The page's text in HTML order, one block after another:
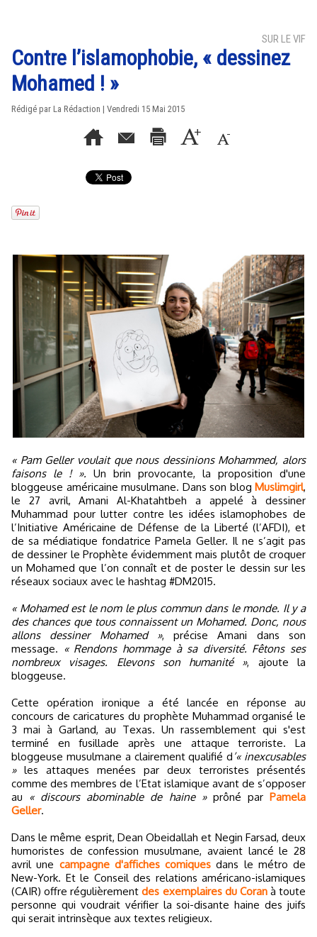
SUR LE VIF
Contre l’islamophobie, « dessinez
Mohamed ! »
Rédigé par La Rédaction | Vendredi 15 Mai 2015
« Pam Geller voulait que nous dessinions Mohammed, alors
faisons le ! ». Un brin provocante, la proposition d'une
bloggeuse américaine musulmane. Dans son blog Muslimgirl,
le 27 avril, Amani Al-Khatahtbeh a appelé à dessiner
Muhammad pour lutter contre les idées islamophobes de
l’Initiative Américaine de Défense de la Liberté (l’AFDI), et
de sa médiatique fondatrice Pamela Geller. Il ne s’agit pas
de dessiner le Prophète évidemment mais plutôt de croquer
un Mohamed que l’on connaît et de poster le dessin sur les
réseaux sociaux avec le hashtag #DM2015.
« Mohamed est le nom le plus commun dans le monde. Il y a
des chances que tous connaissent un Mohamed. Donc, nous
allons dessiner Mohamed », précise Amani dans son
message. « Rendons hommage à sa diversité. Fêtons ses
nombreux visages. Elevons son humanité », ajoute la
bloggeuse.
Cette opération ironique a été lancée en réponse au
concours de caricatures du prophète Muhammad organisé le
3 mai à Garland, au Texas. Un rassemblement qui s'est
terminé en fusillade après une attaque terroriste. La
bloggeuse musulmane a clairement qualifié d ’« inexcusables
»les attaques menées par deux terroristes présentés
comme des membres de l’Etat islamique avant de s’opposer
au « discours abominable de haine »prôné parPamela
Geller.
Dans le même esprit, Dean Obeidallah et Negin Farsad, deux
humoristes de confession musulmane, avaient lancé le 28
avril une campagne d'affiches comiques dans le métro de
New-York. Et le Conseil des relations américano-islamiques
(CAIR) offre régulièrementdes exemplaires du Coranà toute
personne qui voudrait vérifier la soi-disante haine des juifs
qui serait intrinsèque aux textes religieux.